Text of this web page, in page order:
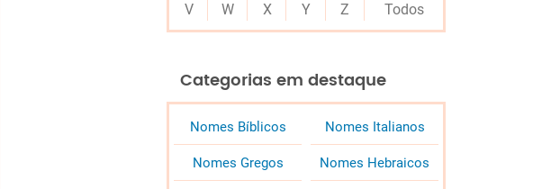
V
W X Y Z Todos
Categorias em destaque
Nomes Bíblicos Nomes Italianos
Nomes Gregos Nomes Hebraicos